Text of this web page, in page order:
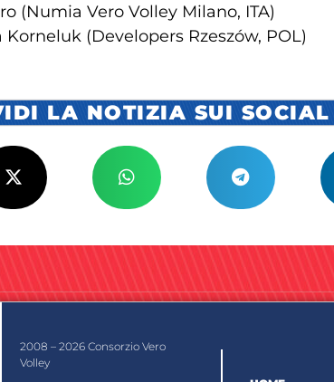
(Numia Vero Volley Milano, ITA)
Korneluk (Developers Rzeszów, POL)
LA NOTIZIA SUI SOCIAL
2008 – 2026 Consorzio Vero
Volley